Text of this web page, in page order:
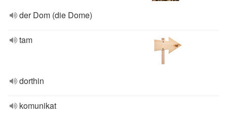
der Dom (die Dome)
tam
dorthin
komunikat